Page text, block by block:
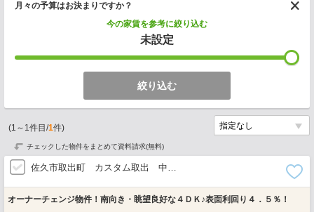
月々の予算はお決まりですか？
今の家賃を参考に絞り込む
未設定
絞り込む
(1 ～ 1件目/1件)
チェックした物件をまとめて資料請求(無料)
佐久市取出町 カスタム取出 中…
オーナーチェンジ物件！南向き・眺望良好な４ＤＫ♪表面利回り４．５％！